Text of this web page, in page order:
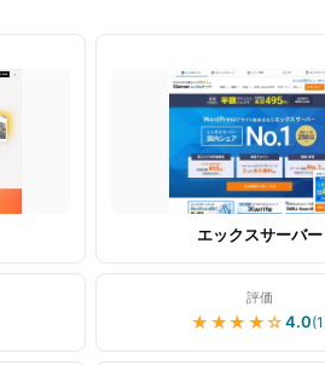
エックスサーバー
評価
★★★★☆4.0(1